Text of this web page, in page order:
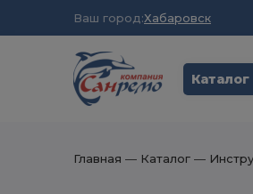
Ваш город:Хабаровск
Главная ― Каталог ―